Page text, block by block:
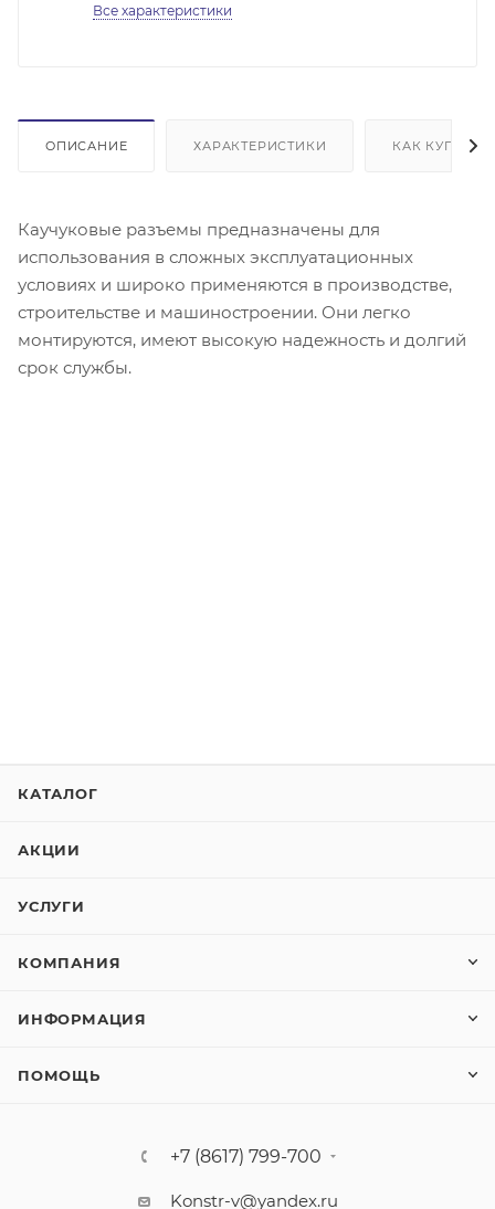
Все характеристики
ОПИСАНИЕ ХАРАКТЕРИСТИКИ КАК КУПИТЬ
Каучуковые разъемы предназначены для
использования в сложных эксплуатационных
условиях и широко применяются в производстве,
строительстве и машиностроении. Они легко
монтируются, имеют высокую надежность и долгий
срок службы.
КАТАЛОГ
АКЦИИ
УСЛУГИ
КОМПАНИЯ
ИНФОРМАЦИЯ
ПОМОЩЬ
+7 (8617) 799-700
Konstr-v@yandex.ru